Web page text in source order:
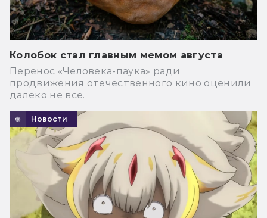
Колобок стал главным мемом августа
Перенос «Человека-паука» ради
продвижения отечественного кино оценили
далеко не все.
Новости